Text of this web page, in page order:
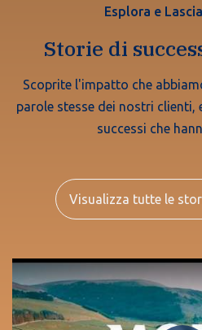
Esplora e
Storie di
Scoprite l'impatto che
parole stesse dei nostri clienti,
successi che
Visualizza tutte le
Riproduci video